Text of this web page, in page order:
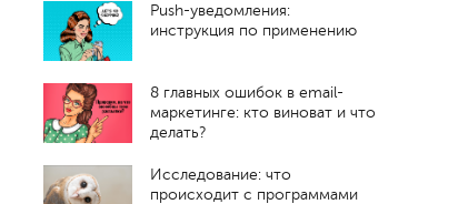
Push-уведомления:
инструкция по применению
8 главных ошибок в email-
маркетинге: кто виноват и что
делать?
Исследование: что
происходит с программами